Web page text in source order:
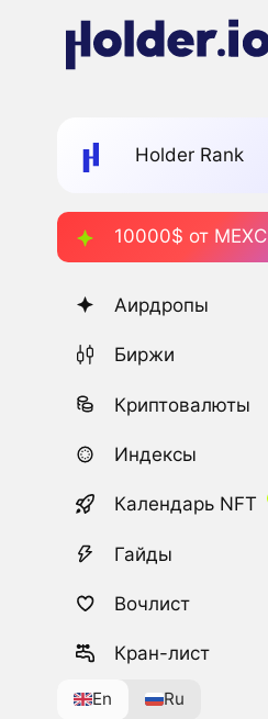
Holder Rank
10000$ от MEXC
Аирдропы
Биржи
Криптовалюты
Индексы
Календарь NFT
Гайды
Вочлист
Кран-лист
En Ru